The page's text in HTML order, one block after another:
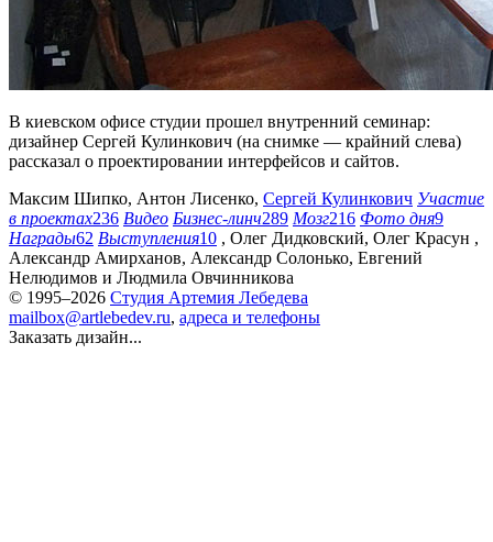
В киевском офисе студии прошел внутренний семинар:
дизайнер Сергей Кулинкович (на снимке — крайний слева)
рассказал о проектировании интерфейсов и сайтов.
Максим Шипко, Антон Лисенко, Сергей Кулинкович Участие
в проектах236 Видео Бизнес-линч289 Мозг216 Фото дня9
Награды62 Выступления10 , Олег Дидковский, Олег Красун ,
Александр Амирханов, Александр Солонько, Евгений
Нелюдимов и Людмила Овчинникова
© 1995–2026 Студия Артемия Лебедева
mailbox@artlebedev.ru, адреса и телефоны
Заказать дизайн...